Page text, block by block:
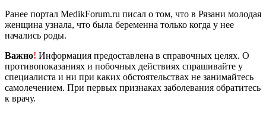
Ранее портал MedikForum.ru писал о том, что в Рязани молодая
женщина узнала, что была беременна только когда у нее
начались роды.
Важно! Информация предоставлена в справочных целях. О
противопоказаниях и побочных действиях спрашивайте у
специалиста и ни при каких обстоятельствах не занимайтесь
самолечением. При первых признаках заболевания обратитесь
к врачу.